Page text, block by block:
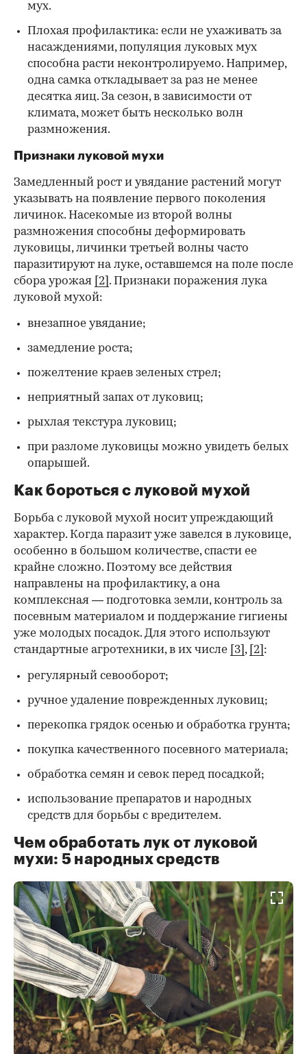
мух.
Плохая профилактика: если не ухаживать за
насаждениями, популяция луковых мух
способна расти неконтролируемо. Например,
одна самка откладывает за раз не менее
десятка яиц. За сезон, в зависимости от
климата, может быть несколько волн
размножения.
Признаки луковой мухи
Замедленный рост и увядание растений могут
указывать на появление первого поколения
личинок. Насекомые из второй волны
размножения способны деформировать
луковицы, личинки третьей волны часто
паразитируют на луке, оставшемся на поле после
сбора урожая [2] . Признаки поражения лука
луковой мухой:
внезапное увядание;
замедление роста;
пожелтение краев зеленых стрел;
неприятный запах от луковиц;
рыхлая текстура луковиц;
при разломе луковицы можно увидеть белых
опарышей.
Как бороться с луковой мухой
Борьба с луковой мухой носит упреждающий
характер. Когда паразит уже завелся в луковице,
особенно в большом количестве, спасти ее
крайне сложно. Поэтому все действия
направлены на профилактику, а она
комплексная — подготовка земли, контроль за
посевным материалом и поддержание гигиены
уже молодых посадок. Для этого используют
стандартные агротехники, в их числе
[3] , [2] :
регулярный севооборот;
ручное удаление поврежденных луковиц;
перекопка грядок осенью и обработка грунта;
покупка качественного посевного материала;
обработка семян и севок перед посадкой;
использование препаратов и народных
средств для борьбы с вредителем.
Чем обработать лук от луковой
мухи: 5 народных средств